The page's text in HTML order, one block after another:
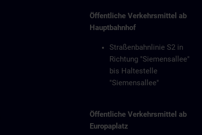
Öffentliche Verkehrsmittel ab
Hauptbahnhof
Straßenbahnlinie S2 in
Richtung "Siemensallee"
bis Haltestelle
"Siemensallee"
Öffentliche Verkehrsmittel ab
Europaplatz